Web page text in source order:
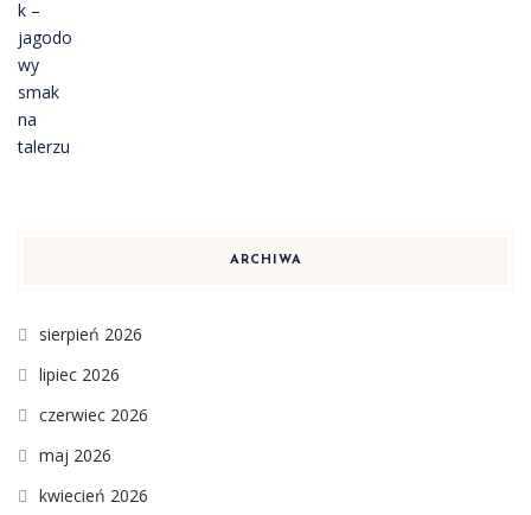
ARCHIWA
sierpień 2026
lipiec 2026
czerwiec 2026
maj 2026
kwiecień 2026